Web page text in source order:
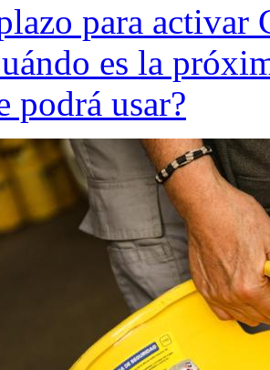
para activar
es la
podrá usar?